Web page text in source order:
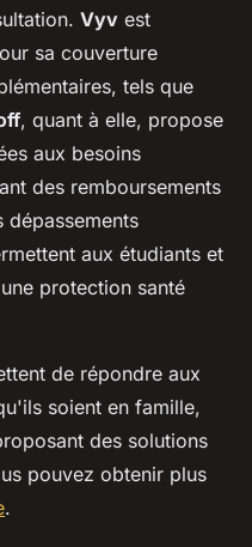
Vyv est
sa couverture
tels que
, quant à elle, propose
aux besoins
des remboursements
dépassements
aux étudiants et
protection santé
de répondre aux
soient en famille,
des solutions
pouvez obtenir plus
.